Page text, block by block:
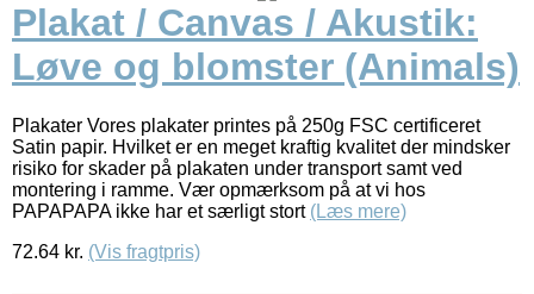
Plakat / Canvas / Akustik:
Løve og blomster (Animals)
Plakater Vores plakater printes på 250g FSC certificeret
Satin papir. Hvilket er en meget kraftig kvalitet der mindsker
risiko for skader på plakaten under transport samt ved
montering i ramme. Vær opmærksom på at vi hos
PAPAPAPA ikke har et særligt stort (Læs mere)
72.64 kr. (Vis fragtpris)